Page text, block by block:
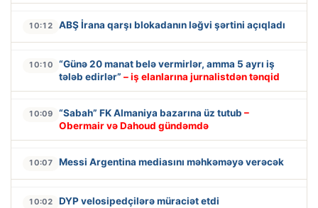
10:12 ABŞ İrana qarşı blokadanın ləğvi şərtini açıqladı
10:10
“Günə 20 manat belə vermirlər, amma 5 ayrı iş
tələb edirlər” – iş elanlarına jurnalistdən tənqid
10:09 “Sabah” FK Almaniya bazarına üz tutub –
Obermair və Dahoud gündəmdə
10:07 Messi Argentina mediasını məhkəməyə verəcək
10:02 DYP velosipedçilərə müraciət etdi